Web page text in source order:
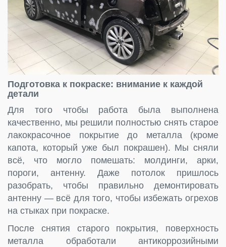
Подготовка к покраске: внимание к каждой
детали
Для того чтобы работа была выполнена
качественно, мы решили полностью снять старое
лакокрасочное покрытие до металла (кроме
капота, который уже был покрашен). Мы сняли
всё, что могло помешать: молдинги, арки,
пороги, антенну. Даже потолок пришлось
разобрать, чтобы правильно демонтировать
антенну — всё для того, чтобы избежать огрехов
на стыках при покраске.
После снятия старого покрытия, поверхность
металла обработали антикоррозийными